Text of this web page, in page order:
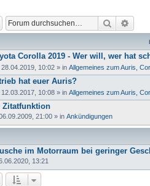
Suche
Corolla 2019 - Wer will, wer hat
10:02 » in Allgemeines zum Auris,
hat euer Auris?
10:08 » in Allgemeines zum Auris,
Zitatfunktion
21:00 » in Ankündigungen
im Motorraum bei geringer
13:21